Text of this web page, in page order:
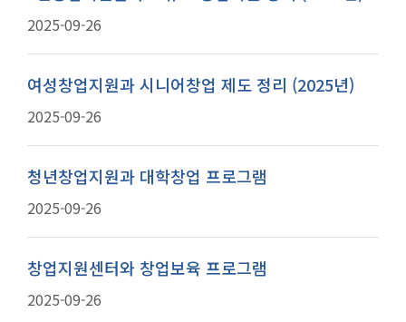
2025-09-26
여성창업지원과 시니어창업 제도 정리 (2025년)
2025-09-26
청년창업지원과 대학창업 프로그램
2025-09-26
창업지원센터와 창업보육 프로그램
2025-09-26